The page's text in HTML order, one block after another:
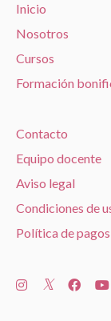
Inicio
Nosotros
Cursos
Formación
Contacto
Equipo docente
Aviso legal
Condiciones de
Política de